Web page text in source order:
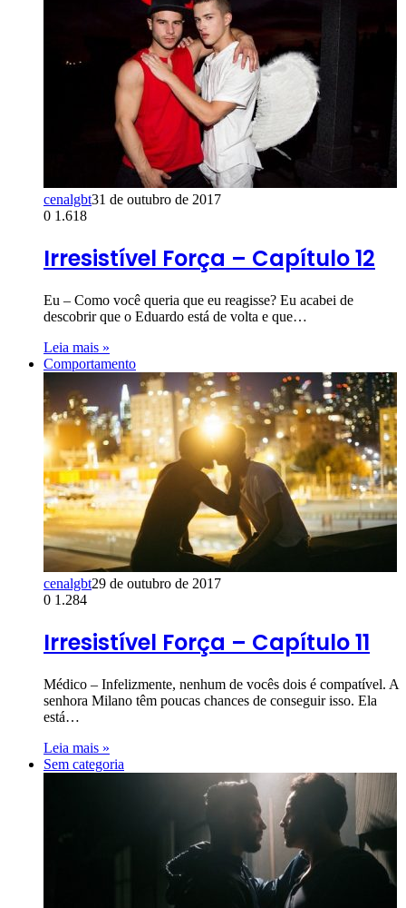
cenalgbt31 de outubro de 2017
0 1.618
Irresistível Força – Capítulo 12
Eu – Como você queria que eu reagisse? Eu acabei de
descobrir que o Eduardo está de volta e que…
Leia mais »
Comportamento
cenalgbt29 de outubro de 2017
0 1.284
Irresistível Força – Capítulo 11
Médico – Infelizmente, nenhum de vocês dois é compatível. A
senhora Milano têm poucas chances de conseguir isso. Ela
está…
Leia mais »
Sem categoria